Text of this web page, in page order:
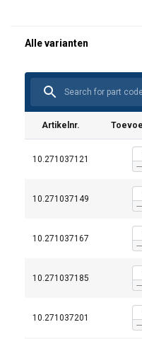
Artikelnr.
10.271037121
10.271037149
10.271037167
10.271037185
10.271037201